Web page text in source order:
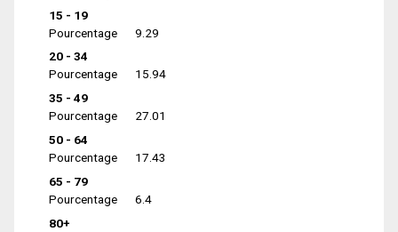
15 - 19
Pourcentage
9.29
20 - 34
Pourcentage
15.94
35 - 49
Pourcentage
27.01
50 - 64
Pourcentage
17.43
65 - 79
Pourcentage
6.4
80+